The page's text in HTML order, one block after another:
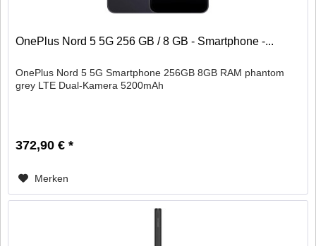
OnePlus Nord 5 5G 256 GB / 8 GB - Smartphone -...
OnePlus Nord 5 5G Smartphone 256GB 8GB RAM phantom
grey LTE Dual-Kamera 5200mAh
372,90 € *
Merken